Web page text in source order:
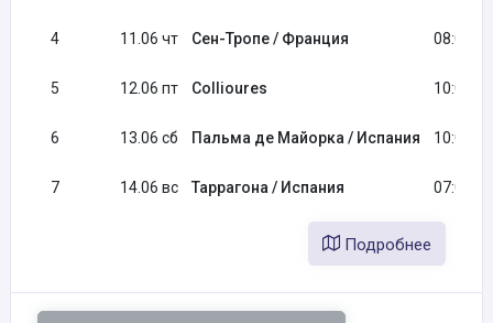
4 11.06 чт Сен-Тропе / Франция 08:00
5 12.06 пт Collioures 10:00
6 13.06 сб Пальма де Майорка / Испания 10:00
7 14.06 вс Таррагона / Испания 07:00
Подробнее